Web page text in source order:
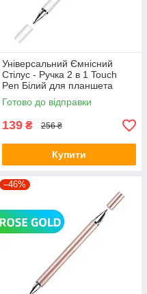
Універсальний Ємнісний
Стілус - Ручка 2 в 1 Touch
Pen Білий для планшета
сенсорного екрану
Готово до відправки
139 ₴ 256 ₴
Купити
–46%